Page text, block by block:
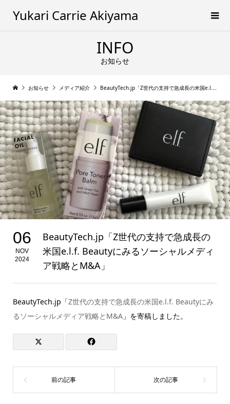
Yukari Carrie Akiyama
INFO
お知らせ
お知らせ メディア紹介 BeautyTech.jp「Z世代の支持で急成長の米国e.l.f. Beautyにみるソーシャルメディア戦略とM&A」
06
NOV
2024
BeautyTech.jp「Z世代の支持で急成長の
米国e.l.f. Beautyにみるソーシャルメディ
ア戦略とM&A」
BeautyTech.jp「Z世代の支持で急成長の米国e.l.f. Beautyにみ
るソーシャルメディア戦略とM&A」を寄稿しました。